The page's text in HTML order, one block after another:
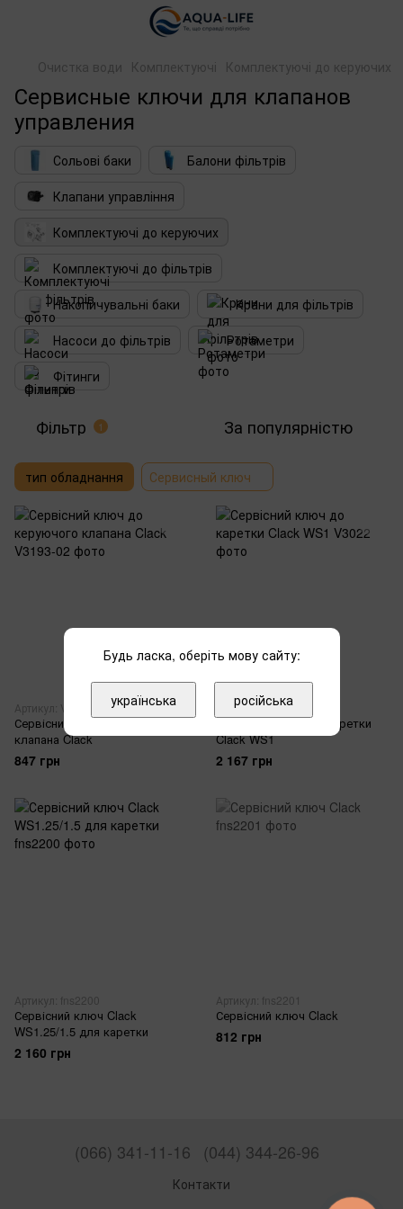
Очистка води Комплектуючі Комплектуючі до керуючих
Сервисные ключи для клапанов
управления
Сольові баки
Балони фільтрів
Клапани управління
Комплектуючі до керуючих
Комплектуючі до фільтрів
Накопичувальні баки
Крани для фільтрів
Насоси до фільтрів
Ротаметри
Фітинги
Фільтр 1 За популярністю
тип обладнання Сервисный ключ
Артикул: V3193-02
Сервісний ключ до керуючого
клапана Clack
847 грн
Артикул: V3022
Сервісний ключ до каретки
Clack WS1
2 167 грн
Артикул: fns2200
Сервісний ключ Clack
WS1.25/1.5 для каретки
2 160 грн
Артикул: fns2201
Сервісний ключ Clack
812 грн
(066) 341-11-16 (044) 344-26-96
Контакти
Будь ласка, оберіть мову сайту:
українська російська